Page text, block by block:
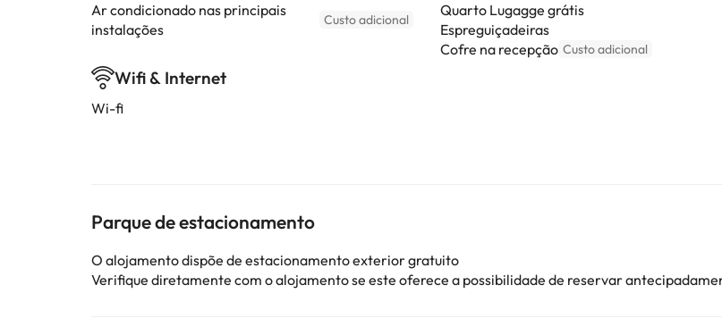
Ar condicionado nas principais
instalações
Custo adicional
Wifi & Internet
Wi-fi
Quarto Lugagge grátis
Espreguiçadeiras
Cofre na recepção Custo adicional
Parque de estacionamento
O alojamento dispõe de estacionamento exterior gratuito
Verifique diretamente com o alojamento se este oferece a possibilidade de reservar